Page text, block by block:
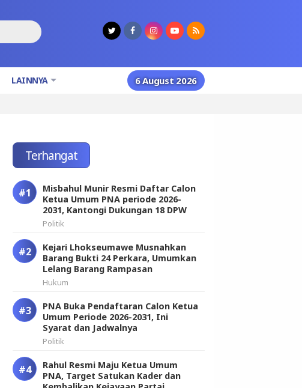
LAINNYA 6 August 2026
Terhangat
Misbahul Munir Resmi Daftar Calon
Ketua Umum PNA periode 2026-
2031, Kantongi Dukungan 18 DPW
Politik
Kejari Lhokseumawe Musnahkan
Barang Bukti 24 Perkara, Umumkan
Lelang Barang Rampasan
Hukum
PNA Buka Pendaftaran Calon Ketua
Umum Periode 2026-2031, Ini
Syarat dan Jadwalnya
Politik
Rahul Resmi Maju Ketua Umum
PNA, Target Satukan Kader dan